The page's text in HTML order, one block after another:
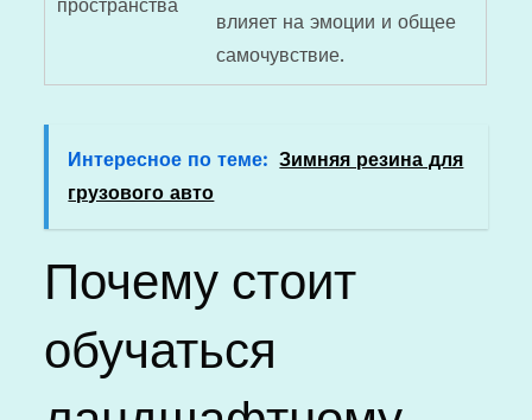
пространства
влияет на эмоции и общее
самочувствие.
Интересное по теме: Зимняя резина для
грузового авто
Почему стоит
обучаться